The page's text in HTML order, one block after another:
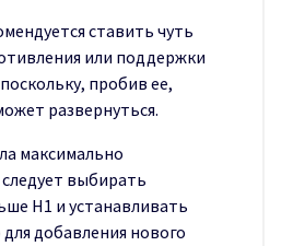
ставить чуть
или поддержки
пробив ее,
развернуться.
максимально
выбирать
Н1 и устанавливать
добавления нового